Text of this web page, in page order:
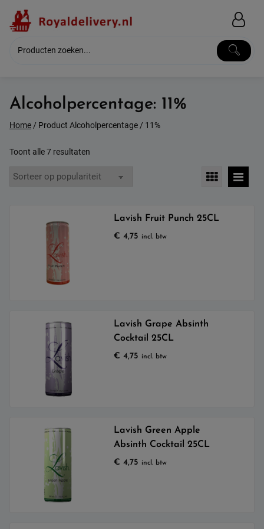
content
Alcoholpercentage: 11%
Home/ Product Alcoholpercentage / 11%
Toont alle 7 resultaten
populariteit
Lavish Fruit Punch 25CL
€ 4,75 incl. btw
Lavish Grape Absinth
Cocktail 25CL
€ 4,75 incl. btw
Lavish Green Apple
Absinth Cocktail 25CL
€ 4,75 incl. btw